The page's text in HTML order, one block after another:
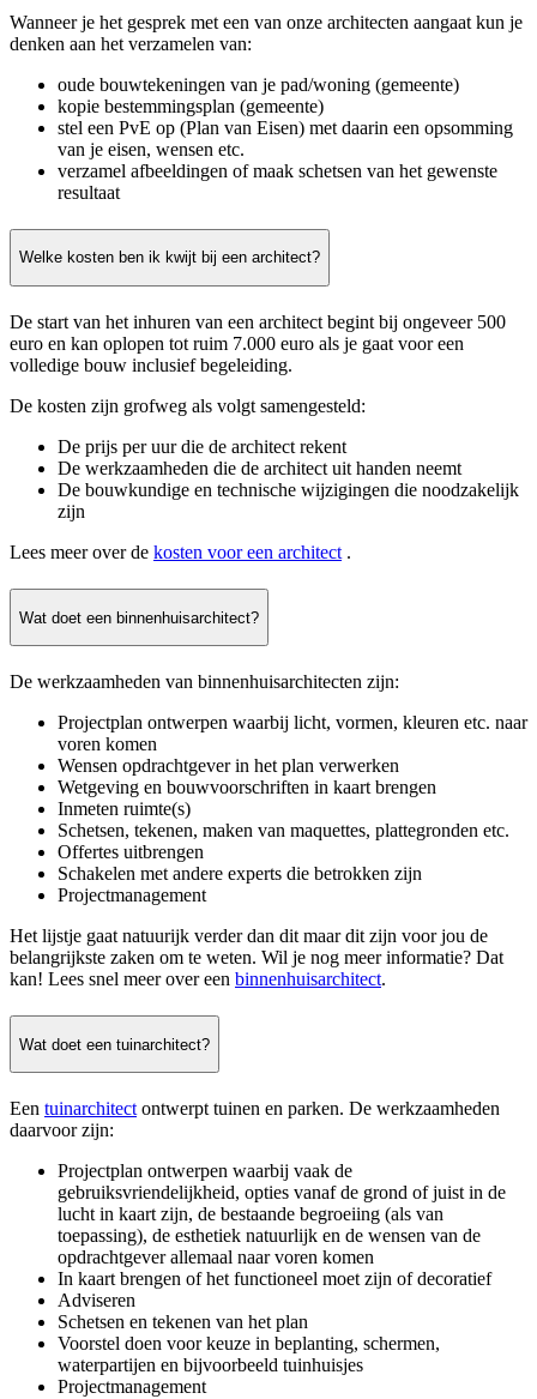
Wanneer je het gesprek met een van onze architecten aangaat kun je
denken aan het verzamelen van:
oude bouwtekeningen van je pad/woning (gemeente)
kopie bestemmingsplan (gemeente)
stel een PvE op (Plan van Eisen) met daarin een opsomming
van je eisen, wensen etc.
verzamel afbeeldingen of maak schetsen van het gewenste
resultaat
Welke kosten ben ik kwijt bij een architect?
De start van het inhuren van een architect begint bij ongeveer 500
euro en kan oplopen tot ruim 7.000 euro als je gaat voor een
volledige bouw inclusief begeleiding.
De kosten zijn grofweg als volgt samengesteld:
De prijs per uur die de architect rekent
De werkzaamheden die de architect uit handen neemt
De bouwkundige en technische wijzigingen die noodzakelijk
zijn
Lees meer over de kosten voor een architect .
Wat doet een binnenhuisarchitect?
De werkzaamheden van binnenhuisarchitecten zijn:
Projectplan ontwerpen waarbij licht, vormen, kleuren etc. naar
voren komen
Wensen opdrachtgever in het plan verwerken
Wetgeving en bouwvoorschriften in kaart brengen
Inmeten ruimte(s)
Schetsen, tekenen, maken van maquettes, plattegronden etc.
Offertes uitbrengen
Schakelen met andere experts die betrokken zijn
Projectmanagement
Het lijstje gaat natuurijk verder dan dit maar dit zijn voor jou de
belangrijkste zaken om te weten. Wil je nog meer informatie? Dat
kan! Lees snel meer over een binnenhuisarchitect.
Wat doet een tuinarchitect?
Een tuinarchitect ontwerpt tuinen en parken. De werkzaamheden
daarvoor zijn:
Projectplan ontwerpen waarbij vaak de
gebruiksvriendelijkheid, opties vanaf de grond of juist in de
lucht in kaart zijn, de bestaande begroeiing (als van
toepassing), de esthetiek natuurlijk en de wensen van de
opdrachtgever allemaal naar voren komen
In kaart brengen of het functioneel moet zijn of decoratief
Adviseren
Schetsen en tekenen van het plan
Voorstel doen voor keuze in beplanting, schermen,
waterpartijen en bijvoorbeeld tuinhuisjes
Projectmanagement